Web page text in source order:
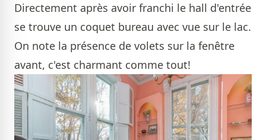
Directement après avoir franchi le hall d'entrée
se trouve un coquet bureau avec vue sur le lac.
On note la présence de volets sur la fenêtre
avant, c'est charmant comme tout!